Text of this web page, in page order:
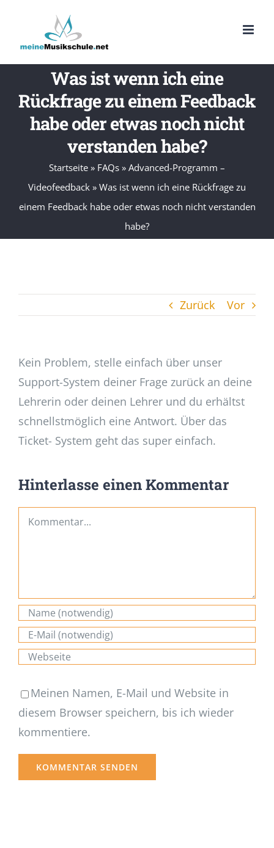
springen
Was ist wenn ich eine
Rückfrage zu einem Feedback
habe oder etwas noch nicht
verstanden habe?
Startseite » FAQs » Advanced-Programm –
Videofeedback » Was ist wenn ich eine Rückfrage zu
einem Feedback habe oder etwas noch nicht verstanden
habe?
Zurück Vor
Kein Problem, stelle einfach über unser
Support-System deiner Frage zurück an deine
Lehrerin oder deinen Lehrer und du erhältst
schnellstmöglich eine Antwort. Über das
Ticket- System geht das super einfach.
Hinterlasse einen Kommentar
Kommentar
Meinen Namen, E-Mail und Website in
diesem Browser speichern, bis ich wieder
kommentiere.